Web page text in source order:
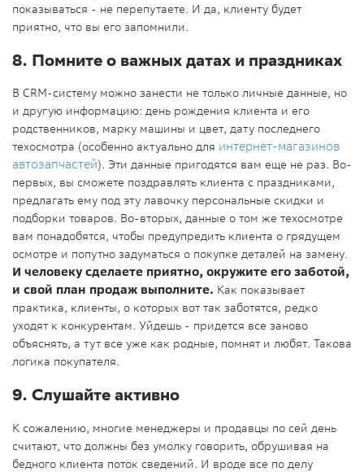
показываться - не перепутаете. И да, клиенту будет
приятно, что вы его запомнили.
8. Помните о важных датах и праздниках
В CRM-систему можно занести не только личные данные, но
и другую информацию: день рождения клиента и его
родственников, марку машины и цвет, дату последнего
техосмотра (особенно актуально для интернет-магазинов
автозапчастей). Эти данные пригодятся вам еще не раз. Во-
первых, вы сможете поздравлять клиента с праздниками,
предлагать ему под эту лавочку персональные скидки и
подборки товаров. Во-вторых, данные о том же техосмотре
вам понадобятся, чтобы предупредить клиента о грядущем
осмотре и попутно задуматься о покупке деталей на замену.
И человеку сделаете приятно, окружите его заботой,
и свой план продаж выполните. Как показывает
практика, клиенты, о которых вот так заботятся, редко
уходят к конкурентам. Уйдешь - придется все заново
объяснять, а тут все уже как родные, помнят и любят. Такова
логика покупателя.
9. Слушайте активно
К сожалению, многие менеджеры и продавцы по сей день
считают, что должны без умолку говорить, обрушивая на
бедного клиента поток сведений. И вроде все по делу